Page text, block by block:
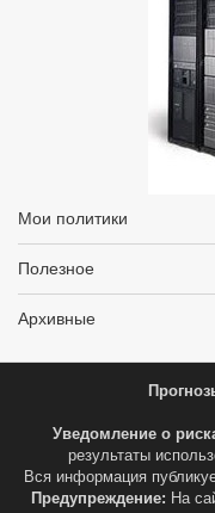
Мои политики
Полезное
Архивные
Уведомление о
результаты
Вся информация
Предупреждение: На